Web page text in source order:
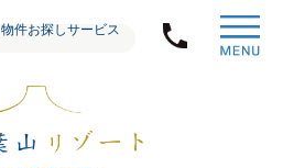
物件お探しサービス